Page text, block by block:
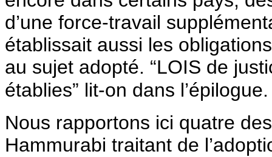
d’une force-travail
établissait aussi les
au sujet adopté. “LOIS de
établies” lit-on dans l’épilogue.
Nous rapportons ici quatre
Hammurabi traitant de